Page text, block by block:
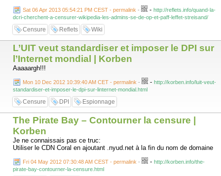
Sat 06 Apr 2013 05:54:21 PM CEST - permalink - - http://reflets.info/quand-la-
dcri-cherchent-a-censurer-wikipedia-les-admins-se-de-op-et-paff-leffet-streisand/
Censure Reflets Wiki
L’UIT veut standardiser et imposer le DPI sur
l’Internet mondial | Korben
Aaaaargh!!!
Mon 10 Dec 2012 10:39:40 AM CET - permalink - - http://korben.info/luit-veut-
standardiser-et-imposer-le-dpi-sur-linternet-mondial.html
Censure DPI Espionnage
The Pirate Bay – Contourner la censure |
Korben
Je ne connaissais pas ce truc:
Utiliser le CDN Coral en ajoutant .nyud.net à la fin du nom de domaine
Fri 04 May 2012 07:30:48 AM CEST - permalink - - http://korben.info/the-
pirate-bay-contourner-la-censure.html